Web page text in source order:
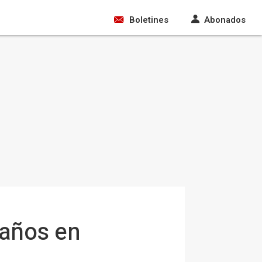
Boletines Abonados
en